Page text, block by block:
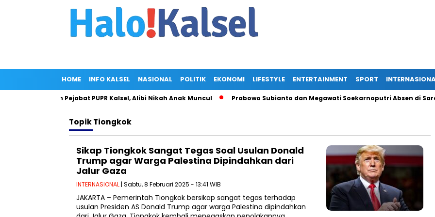
HOME INFO KALSEL NASIONAL POLITIK EKONOMI LIFESTYLE ENTERTAINMENT SPORT
di Rumah Pejabat PUPR Kalsel, Alibi Nikah Anak Muncul Prabowo Subianto dan Megawati Soekarnoputri Absen di
TopikTiongkok
Sikap Tiongkok Sangat Tegas Soal Usulan Donald
Trump agar Warga Palestina Dipindahkan dari
Jalur Gaza
INTERNASIONAL | Sabtu, 8 Februari 2025 - 13:41 WIB
JAKARTA – Pemerintah Tiongkok bersikap sangat tegas terhadap
usulan Presiden AS Donald Trump agar warga Palestina dipindahkan